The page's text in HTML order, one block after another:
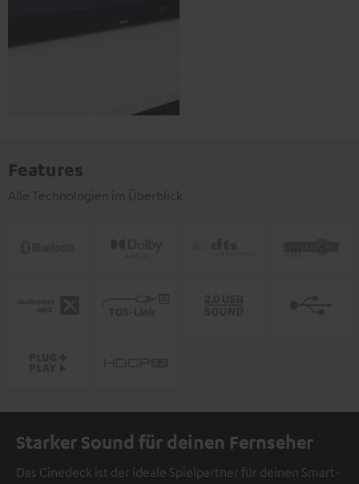
Features
Alle Technologien im Überblick
Starker Sound für deinen Fernseher
Das Cinedeck ist der ideale Spielpartner für deinen Smart-